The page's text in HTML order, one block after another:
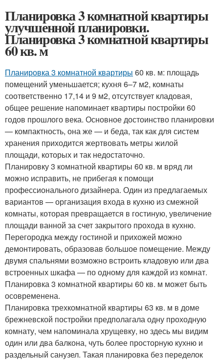
Планировка 3 комнатной квартиры
улучшенной планировки.
Планировка 3 комнатной квартиры
60 кв. м
Планировка 3 комнатной квартиры 60 кв. м: площадь
помещений уменьшается; кухня 6–7 м2, комнаты
соответственно 17,14 и 9 м2, отсутствует кладовая,
общее решение напоминает квартиры постройки 60
годов прошлого века. Основное достоинство планировки
— компактность, она же — и беда, так как для систем
хранения приходится жертвовать метры жилой
площади, которых и так недостаточно.
Планировку 3 комнатной квартиры 60 кв. м вряд ли
можно исправить, не прибегая к помощи
профессионального дизайнера. Один из предлагаемых
вариантов — организация входа в кухню из смежной
комнаты, которая превращается в гостиную, увеличение
площади ванной за счет закрытого прохода в кухню.
Перегородка между гостиной и прихожей можно
демонтировать, образовав большое помещение. Между
двумя спальнями возможно встроить кладовую или два
встроенных шкафа — по одному для каждой из комнат.
Планировка 3 комнатной квартиры 60 кв. м может быть
осовременена.
Планировка трехкомнатной квартиры 63 кв. м в доме
брежневской постройки предполагала одну проходную
комнату, чем напоминала хрущевку, но здесь мы видим
один или два балкона, чуть более просторную кухню и
раздельный санузел. Такая планировка без переделок